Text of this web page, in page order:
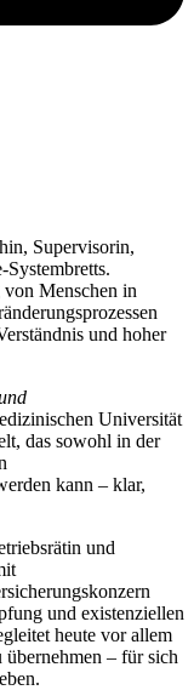
Supervisorin,
Menschen in
und hoher
Universität
das sowohl in der
kann – klar,
und
und existenziellen
heute vor allem
– für sich